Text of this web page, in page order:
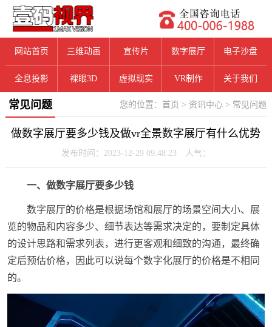
网站首页 三维动画 宣传片 数字展厅 电子沙盘
全息投影 裸眼3D 虚拟现实 VR制作 关于我们
您的位置： 首页 > 资讯中心 > 常见问题
常见问题
做数字展厅要多少钱及做vr全景数字展厅有什么优势
发布时间：2023-12-29 09:48:23 人气：
一、做数字展厅要多少钱
数字展厅的价格是根据场馆和展厅的场景空间大小、展
览的物品和内容多少、细节表达等需求决定的，要制定具体
的设计思路和需求列表，进行更客观和细致的沟通，最终确
定后预估价格，因此可以说每个数字化展厅的价格是不相同
的。